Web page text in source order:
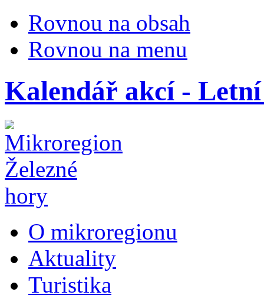
Rovnou na obsah
Rovnou na menu
Kalendář akcí -
O mikroregionu
Aktuality
Turistika